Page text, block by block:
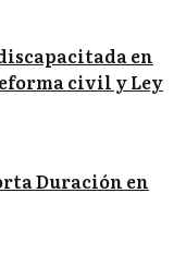
en
civil y Ley
Duración en